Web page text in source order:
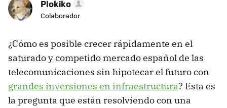
Plokiko
Colaborador
¿Cómo es posible crecer rápidamente en el
saturado y competido mercado español de las
telecomunicaciones sin hipotecar el futuro con
grandes inversiones en infraestructura? Esta es
la pregunta que están resolviendo con una